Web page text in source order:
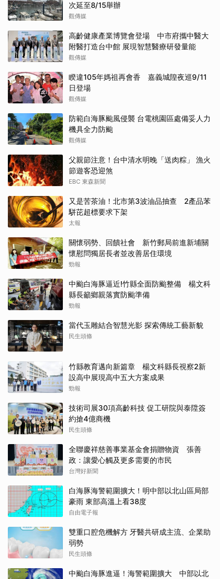
次延至8/15舉辦
觀傳媒
高齡健康產業博覽會登場 中市府攜中醫大
附醫打造台中館 展現智慧醫療研發量能
觀傳媒
睽違105年媽祖再會香 嘉義城隍夜巡9/11
日登場
觀傳媒
防範白海豚颱風侵襲 台電桃園區處備妥人力
機具全力防颱
觀傳媒
父親節注意！台中清水明晚「送肉粽」 漁火
節遊客恐迎煞
EBC 東森新聞
又是苦茶油！北市第3波油品抽查 2產品苯
駢芘超標要求下架
太報
關懷弱勢、回饋社會 新竹郵局前進新埔關
懷慰問獨居長者並改善居住環境
勁報
中颱白海豚逼近!竹縣全面防颱整備 楊文科
縣長籲鄉親落實防颱準備
勁報
當代玉雕結合智慧光影 探索傳統工藝新貌
民生頭條
竹縣教育邁向新篇章 楊文科縣長視察2新
設高中展現高中五大方案成果
勁報
技術司展30項高齡科技 促工研院與泰陞簽
約搶4億商機
民生頭條
全聯慶祥慈善事業基金會捐贈物資 張善
政：讓愛心觸及更多需要的市民
台灣好新聞
白海豚海警範圍擴大！明中部以北山區局部
豪雨 東部高溫上看38度
自由電子報
雙重口腔危機解方 牙醫共研成主流、企業助
弱勢
民生頭條
中颱白海豚進逼！海警範圍擴大 中部以北